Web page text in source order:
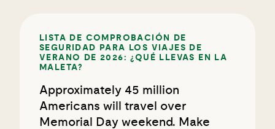
LISTA DE COMPROBACIÓN DE
SEGURIDAD PARA LOS VIAJES DE
VERANO DE 2026: ¿QUÉ LLEVAS EN LA
MALETA?
Approximately 45 million
Americans will travel over
Memorial Day weekend. Make